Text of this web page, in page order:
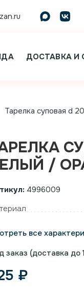
ДОСТАВКА И
Тарелка суповая d
/
4996009
все
заказ (доставка до
₽